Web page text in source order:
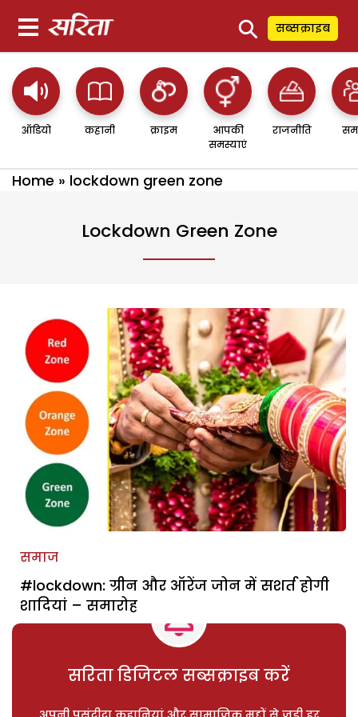
⚲ सब्सक्राइब
ऑडियो कहानी क्राइम
आपकी
समस्याएं
राजनीति
Home » lockdown green zone
Lockdown Green Zone
समाज
#lockdown: ग्रीन और ऑरेंज जोन में सशर्त होगी
शादियां – समारोह
सरिता डिजिटल सब्सक्राइब करें